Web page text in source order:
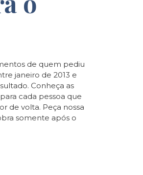
de quem pediu
janeiro de 2013 e
Conheça as
cada pessoa que
de volta. Peça nossa
somente após o